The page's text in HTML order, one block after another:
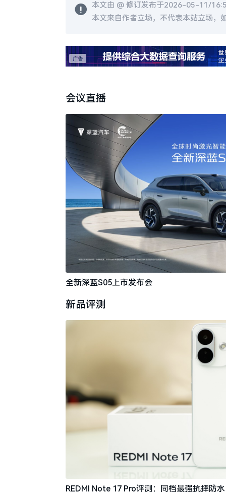
本文由 @ 修订发布于2026-05-11/
本文来自作者立场，不代表本站立场，
会议直播
全新深蓝S05上市发布会
新品评测
REDMI Note 17 Pro评测：同档最强抗摔防